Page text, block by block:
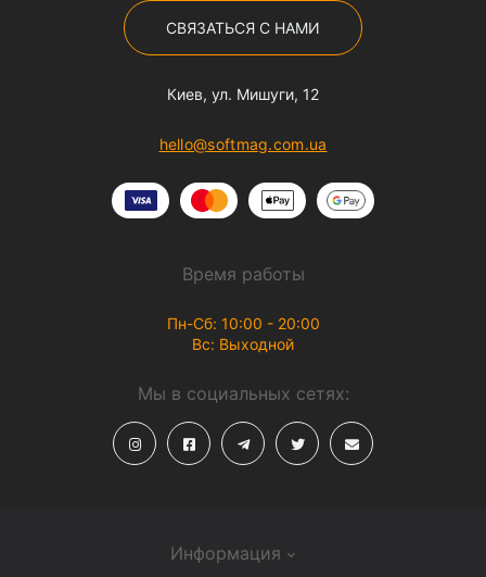
СВЯЗАТЬСЯ С НАМИ
Киев, ул. Мишуги, 12
hello@softmag.com.ua
Информация
Время работы
Пн-Сб: 10:00 - 20:00
Вс: Выходной
Мы в социальных сетях: